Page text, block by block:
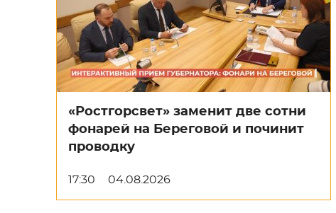
«Ростгорсвет» заменит две сотни
фонарей на Береговой и починит
проводку
17:30 04.08.2026